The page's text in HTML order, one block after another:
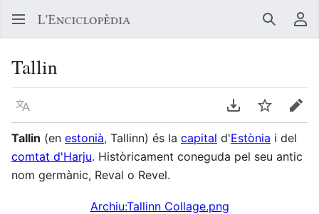
Buscar
Tallin
Llegir en un atre idioma Descarregar en
Vigilar
Tallin (en estonià, Tallinn) és la capital d'Estònia i del
comtat d'Harju. Històricament coneguda pel seu antic
nom germànic, Reval o Revel.
Archiu:Tallinn Collage.png